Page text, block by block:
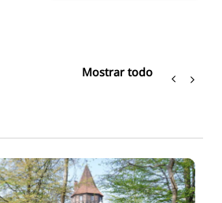
Mostrar todo